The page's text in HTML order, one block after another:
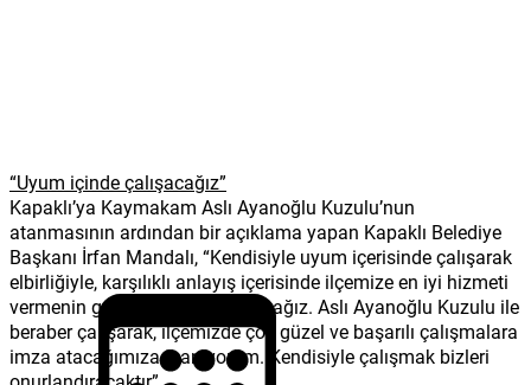
“Uyum içinde çalışacağız”
Kapaklı’ya Kaymakam Aslı Ayanoğlu Kuzulu’nun
atanmasının ardından bir açıklama yapan Kapaklı Belediye
Başkanı İrfan Mandalı, “Kendisiyle uyum içerisinde çalışarak
elbirliğiyle, karşılıklı anlayış içerisinde ilçemize en iyi hizmeti
vermenin gayreti içerisinde olacağız. Aslı Ayanoğlu Kuzulu ile
beraber çalışarak, ilçemizde çok güzel ve başarılı çalışmalara
imza atacağımıza inanıyorum. Kendisiyle çalışmak bizleri